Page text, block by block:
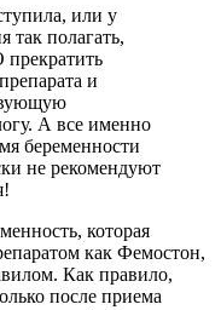
или у
так полагать,
и
А все именно
беременности
не рекомендуют
которая
как Фемостон,
Как правило,
после приема